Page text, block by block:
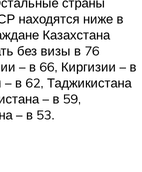
находятся ниже в
Казахстана
без визы в 76
– в 66, Киргизии – в
в 62, Таджикистана
– в 59,
– в 53.